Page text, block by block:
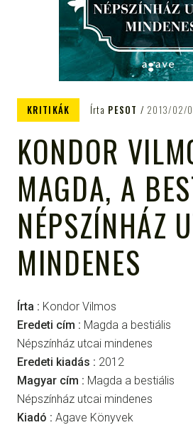
KRITIKÁK Írta PESOT 2013/02/
KONDOR
MAGDA, A
NÉPSZÍNHÁZ
MINDENES
Írta : Kondor Vilmos
Eredeti cím : Magda a bestiális
Népszínház utcai mindenes
Eredeti kiadás : 2012
Magyar cím : Magda a bestiális
Népszínház utcai mindenes
Kiadó : Agave Könyvek